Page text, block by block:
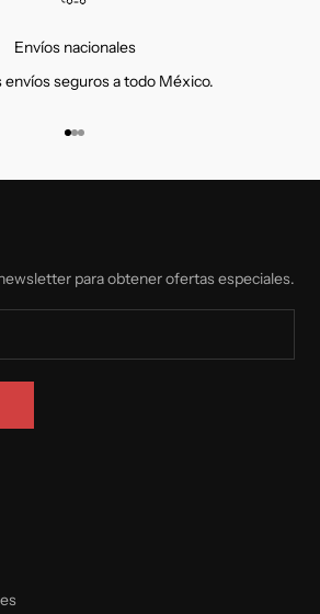
Envíos nacionales
envíos seguros a todo México.
Ir al artículo 1
Ir al artículo 2
Ir al artículo 3
para obtener ofertas especiales.